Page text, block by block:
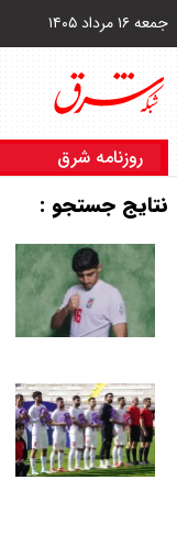
جمعه ۱۶ مرداد ۱۴۰۵
روزنامه شرق
نتایج جستجو :